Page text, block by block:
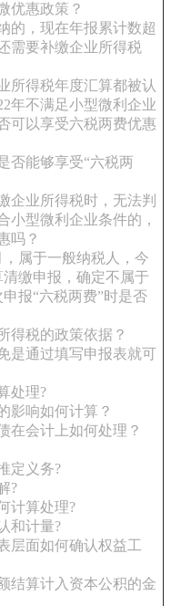
优惠政策？
的，现在年报累计数超
需要补缴企业所得税
所得税年度汇算都被认
年不满足小型微利企业
可以享受六税两费优惠
否能够享受“六税两
企业所得税时，无法判
小型微利企业条件的，
吗？
属于一般纳税人，今
缴申报，确定不属于
报“六税两费”时是否
得税的政策依据？
是通过填写申报表就可
处理?
影响如何计算？
在会计上如何处理？
定义务?
?
计算处理?
和计量?
层面如何确认权益工
结算计入资本公积的金